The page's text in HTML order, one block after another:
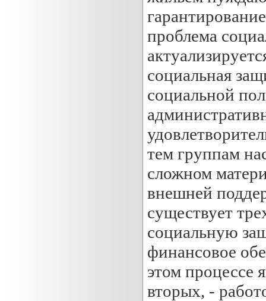
проблема
социальная
социальной
тем группам
сложном
внешней
существует
социальную
финансовое
этом процессе
вторых, -